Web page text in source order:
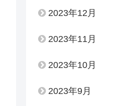
2023年12月
2023年11月
2023年10月
2023年9月